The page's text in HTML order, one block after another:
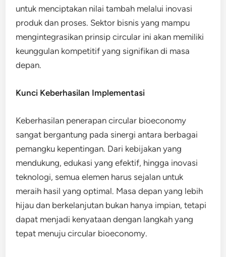
untuk menciptakan nilai tambah melalui inovasi
produk dan proses. Sektor bisnis yang mampu
mengintegrasikan prinsip circular ini akan memiliki
keunggulan kompetitif yang signifikan di masa
depan.
Kunci Keberhasilan Implementasi
Keberhasilan penerapan circular bioeconomy
sangat bergantung pada sinergi antara berbagai
pemangku kepentingan. Dari kebijakan yang
mendukung, edukasi yang efektif, hingga inovasi
teknologi, semua elemen harus sejalan untuk
meraih hasil yang optimal. Masa depan yang lebih
hijau dan berkelanjutan bukan hanya impian, tetapi
dapat menjadi kenyataan dengan langkah yang
tepat menuju circular bioeconomy.